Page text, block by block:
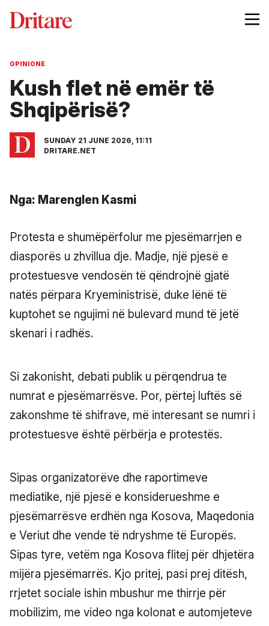
OPINIONE
Kush flet në emër të
Shqipërisë?
SUNDAY 21 JUNE 2026, 11:11
DRITARE.NET
Nga: Marenglen Kasmi
Protesta e shumëpërfolur me pjesëmarrjen e
diasporës u zhvillua dje. Madje, një pjesë e
protestuesve vendosën të qëndrojnë gjatë
natës përpara Kryeministrisë, duke lënë të
kuptohet se ngujimi në bulevard mund të jetë
skenari i radhës.
Si zakonisht, debati publik u përqendrua te
numrat e pjesëmarrësve. Por, përtej luftës së
zakonshme të shifrave, më interesant se numri i
protestuesve është përbërja e protestës.
Sipas organizatorëve dhe raportimeve
mediatike, një pjesë e konsiderueshme e
pjesëmarrësve erdhën nga Kosova, Maqedonia
e Veriut dhe vende të ndryshme të Europës.
Sipas tyre, vetëm nga Kosova flitej për dhjetëra
mijëra pjesëmarrës. Kjo pritej, pasi prej ditësh,
rrjetet sociale ishin mbushur me thirrje për
mobilizim, me video nga kolonat e automjeteve